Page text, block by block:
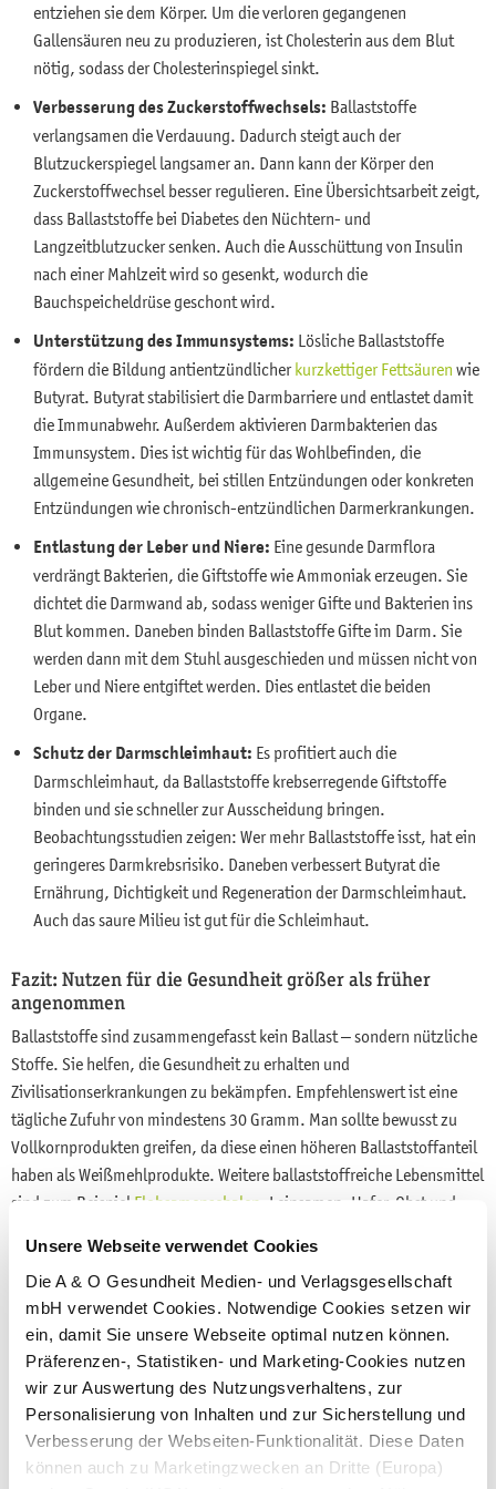
Unsere Webseite verwendet Cookies
Die A & O Gesundheit Medien- und Verlagsgesellschaft
mbH verwendet Cookies. Notwendige Cookies setzen wir
ein, damit Sie unsere Webseite optimal nutzen können.
Präferenzen-, Statistiken- und Marketing-Cookies nutzen
wir zur Auswertung des Nutzungsverhaltens, zur
Personalisierung von Inhalten und zur Sicherstellung und
Verbesserung der Webseiten-Funktionalität. Diese Daten
können auch zu Marketingzwecken an Dritte (Europa)
entziehen sie dem Körper. Um die verloren gegangenen
Gallensäuren neu zu produzieren, ist Cholesterin aus dem Blut
nötig, sodass der Cholesterinspiegel sinkt.
Verbesserung des Zuckerstoffwechsels: Ballaststoffe
verlangsamen die Verdauung. Dadurch steigt auch der
Blutzuckerspiegel langsamer an. Dann kann der Körper den
Zuckerstoffwechsel besser regulieren. Eine Übersichtsarbeit zeigt,
dass Ballaststoffe bei Diabetes den Nüchtern- und
Langzeitblutzucker senken. Auch die Ausschüttung von Insulin
nach einer Mahlzeit wird so gesenkt, wodurch die
Bauchspeicheldrüse geschont wird.
Unterstützung des Immunsystems: Lösliche Ballaststoffe
fördern die Bildung antientzündlicherkurzkettiger Fettsäuren wie
Butyrat. Butyrat stabilisiert die Darmbarriere und entlastet damit
die Immunabwehr. Außerdem aktivieren Darmbakterien das
Immunsystem. Dies ist wichtig für das Wohlbefinden, die
allgemeine Gesundheit, bei stillen Entzündungen oder konkreten
Entzündungen wie chronisch-entzündlichen Darmerkrankungen.
Entlastung der Leber und Niere: Eine gesunde Darmflora
verdrängt Bakterien, die Giftstoffe wie Ammoniak erzeugen. Sie
dichtet die Darmwand ab, sodass weniger Gifte und Bakterien ins
Blut kommen. Daneben binden Ballaststoffe Gifte im Darm. Sie
werden dann mit dem Stuhl ausgeschieden und müssen nicht von
Leber und Niere entgiftet werden. Dies entlastet die beiden
Organe.
Schutz der Darmschleimhaut: Es profitiert auch die
Darmschleimhaut, da Ballaststoffe krebserregende Giftstoffe
binden und sie schneller zur Ausscheidung bringen.
Beobachtungsstudien zeigen: Wer mehr Ballaststoffe isst, hat ein
geringeres Darmkrebsrisiko. Daneben verbessert Butyrat die
Ernährung, Dichtigkeit und Regeneration der Darmschleimhaut.
Auch das saure Milieu ist gut für die Schleimhaut.
Fazit: Nutzen für die Gesundheit größer als früher
angenommen
Ballaststoffe sind zusammengefasst kein Ballast – sondern nützliche
Stoffe. Sie helfen, die Gesundheit zu erhalten und
Zivilisationserkrankungen zu bekämpfen. Empfehlenswert ist eine
tägliche Zufuhr von mindestens 30 Gramm. Man sollte bewusst zu
Vollkornprodukten greifen, da diese einen höheren Ballaststoffanteil
haben als Weißmehlprodukte. Weitere ballaststoffreiche Lebensmittel
sind zum Beispiel Flohsamenschalen , Leinsamen, Hafer, Obst und
Schafft man dies nicht, gibt es Präparate mit Ballaststoffen, um
Mahlzeiten gezielt anzureichern. Die empfohlene Dosis liegt meist
zwischen 10 und 20 Gramm. Beachten sollte man jedoch, dass man
sie situationsgerecht einsetzt: Vereinfacht gesagt, sind lösliche
Ballaststoffe am besten, wenn die Darmflora unterstützt werden soll.
Für einen therapeutischen Effekt müssen sie regelmäßig und in
ausreichender Menge ergänzt werden. Denn nur so werden alle
gesundheitlichen Aspekte abgedeckt.